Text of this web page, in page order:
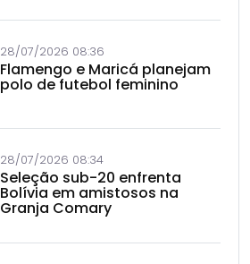
28/07/2026 08:36
Flamengo e Maricá planejam
polo de futebol feminino
28/07/2026 08:34
Seleção sub-20 enfrenta
Bolívia em amistosos na
Granja Comary